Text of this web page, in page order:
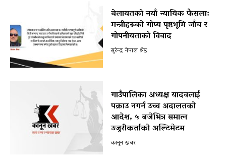
बेलायतको नयाँ न्यायिक फैसला:
मन्त्रीहरूको गोप्य पृष्ठभूमि जाँच र
गोपनीयताको विवाद
सुरेन्द्र नेपाल श्रेष्ठ
गाउँपालिका अध्यक्ष यादवलाई
पक्राउ नगर्न उच्च अदालतको
आदेश, ५ बजेभित्र समात्न
उजुरीकर्ताको अल्टिमेटम
कानून खबर